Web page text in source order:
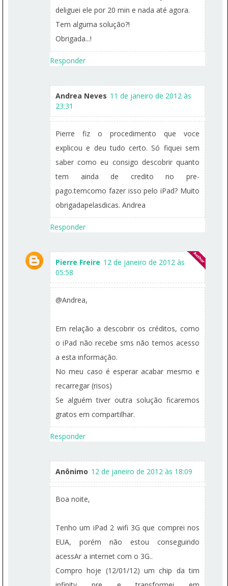
deliguei ele por 20 min e nada até agora.
Tem alguma solução?!
Obrigada...!
Responder
Andrea Neves 11 de janeiro de 2012 às
23:31
Pierre fiz o procedimento que voce
explicou e deu tudo certo. Só fiquei sem
saber como eu consigo descobrir quanto
tem ainda de credito no pre-
pago.temcomo fazer isso pelo iPad? Muito
obrigadapelasdicas. Andrea
Responder
Pierre Freire 12 de janeiro de 2012 às
05:58
@Andrea,
Em relação a descobrir os créditos, como
o iPad não recebe sms não temos acesso
a esta informação.
No meu caso é esperar acabar mesmo e
recarregar (risos)
Se alguém tiver outra solução ficaremos
gratos em compartilhar.
Responder
Anônimo 12 de janeiro de 2012 às 18:09
Boa noite,
Tenho um iPad 2 wifi 3G que comprei nos
EUA, porém não estou conseguindo
acessAr a internet com o 3G..
Compro hoje (12/01/12) um chip da tim